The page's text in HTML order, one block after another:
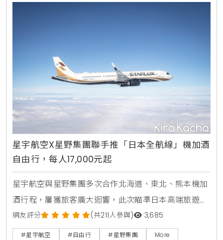
星宇航空X星野集團聯手推「日本全航線」機加酒
自由行，每人17,000元起
星宇航空與星野集團多次合作北海道、東北、熊本機加
酒行程，屢獲旅客廣大迴響，此次瞄準日本高端旅遊市
場，聯手共同打造「日本全航線」秋冬機加酒自由行，
包含東京、沖繩、北海道、仙台、大阪、熊本…等熱門
網友評分 (共211人參與) 3,685
#星宇航空 #自由行 #星野集團 More